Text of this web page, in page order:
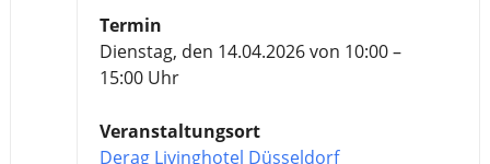
Termin
Dienstag, den 14.04.2026 von 10:00 –
15:00 Uhr
Veranstaltungsort
Derag Livinghotel Düsseldorf